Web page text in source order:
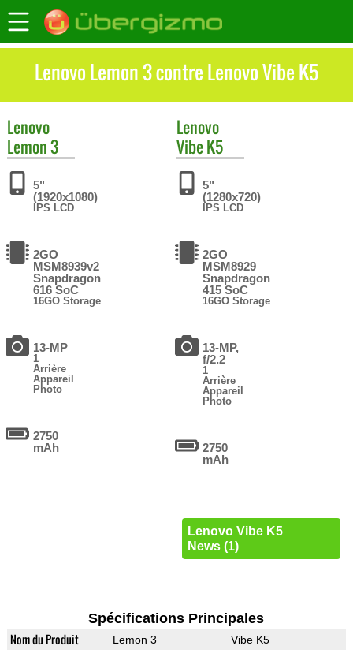
Lenovo Lemon 3 contre Lenovo Vibe K5
Lenovo
Lemon 3
5"
(1920x1080)
IPS LCD
2GO
MSM8939v2
Snapdragon
616 SoC
16GO Storage
13-MP
1
Arrière
Appareil
Photo
2750
mAh
Lenovo
Vibe K5
5"
(1280x720)
IPS LCD
2GO
MSM8929
Snapdragon
415 SoC
16GO Storage
13-MP,
f/2.2
1
Arrière
Appareil
Photo
2750
mAh
Lenovo Vibe K5
News (1)
Spécifications Principales
Nom du Produit Lemon 3 Vibe K5